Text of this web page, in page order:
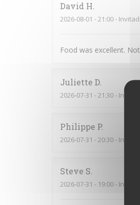
David H
2026-08-01 - 21:00 -
Food was excellent.
Juliette D
2026-07-31 - 21:30 -
Philippe P
2026-07-31 - 20:30 -
Steve S
2026-07-31 - 19:00 -